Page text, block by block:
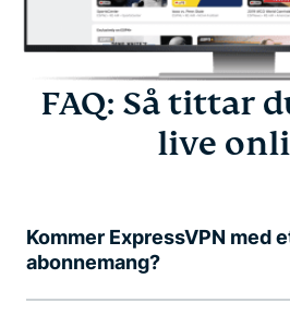
FAQ: Så tittar
live
Kommer ExpressVPN med
abonnemang?